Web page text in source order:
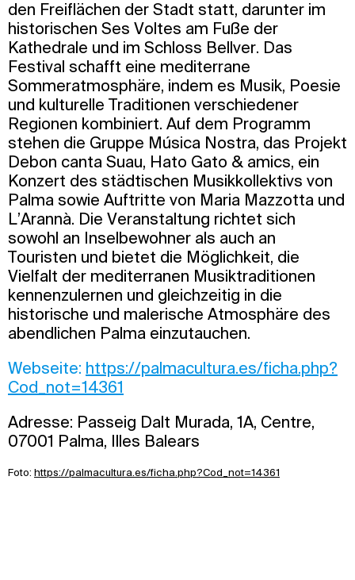
den Freiflächen der Stadt statt, darunter im
historischen Ses Voltes am Fuße der
Kathedrale und im Schloss Bellver. Das
Festival schafft eine mediterrane
Sommeratmosphäre, indem es Musik, Poesie
und kulturelle Traditionen verschiedener
Regionen kombiniert. Auf dem Programm
stehen die Gruppe Música Nostra, das Projekt
Debon canta Suau, Hato Gato & amics, ein
Konzert des städtischen Musikkollektivs von
Palma sowie Auftritte von Maria Mazzotta und
L’Arannà. Die Veranstaltung richtet sich
sowohl an Inselbewohner als auch an
Touristen und bietet die Möglichkeit, die
Vielfalt der mediterranen Musiktraditionen
kennenzulernen und gleichzeitig in die
historische und malerische Atmosphäre des
abendlichen Palma einzutauchen.
Webseite: https://palmacultura.es/ficha.php?
Cod_not=14361
Adresse: Passeig Dalt Murada, 1A, Centre,
07001 Palma, Illes Balears
Foto: https://palmacultura.es/ficha.php?Cod_not=14361